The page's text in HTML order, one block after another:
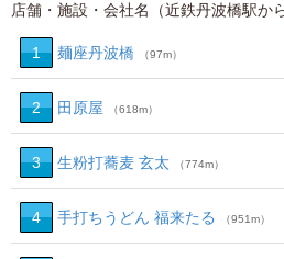
店舗・施設・会社名（近鉄丹波橋駅か
1 麺座丹波橋 （97m）
2 田原屋 （618m）
3 生粉打蕎麦 玄太 （774m）
4 手打ちうどん 福来たる （951m）